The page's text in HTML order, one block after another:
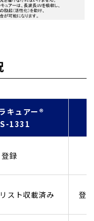
キュアー®​
1331​
登録
スト収載済み 登